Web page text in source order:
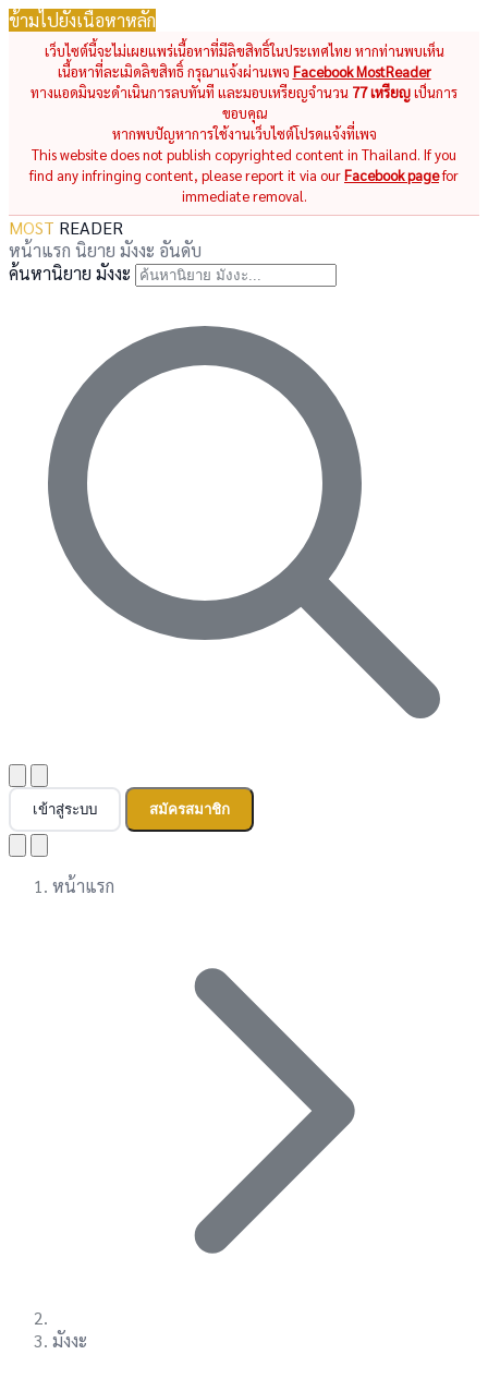
ข้ามไปยังเนื้อหาหลัก
เว็บไซต์นี้จะไม่เผยแพร่เนื้อหาที่มีลิขสิทธิ์ในประเทศไทย หากท่านพบเห็น
เนื้อหาที่ละเมิดลิขสิทธิ์ กรุณาแจ้งผ่านเพจ Facebook MostReader
ทางแอดมินจะดำเนินการลบทันที และมอบเหรียญจำนวน 77 เหรียญเป็นการ
ขอบคุณ
หากพบปัญหาการใช้งานเว็บไซต์โปรดแจ้งที่เพจ
This website does not publish copyrighted content in Thailand. If you
find any infringing content, please report it via ourFacebook pagefor
immediate removal.
MOST READER
หน้าแรก นิยาย มังงะ อันดับ
ค้นหานิยาย มังงะ
เข้าสู่ระบบ สมัครสมาชิก
หน้าแรก
มังงะ